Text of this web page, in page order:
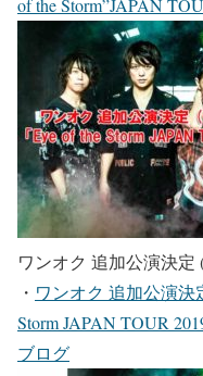
ワンオク 追加公演決
・ ワンオク 追加公演決
Storm JAPAN TOUR
ブログ